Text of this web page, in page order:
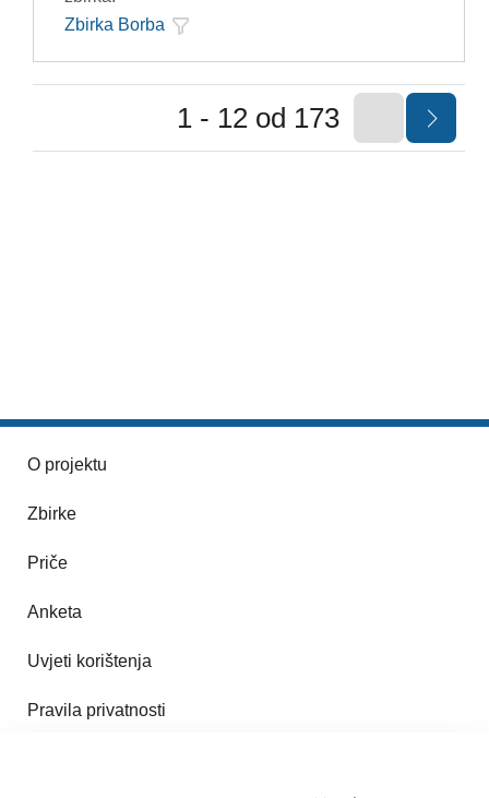
Zbirka Borba
1 - 12 od 173
O projektu
Zbirke
Priče
Anketa
Uvjeti korištenja
Pravila privatnosti